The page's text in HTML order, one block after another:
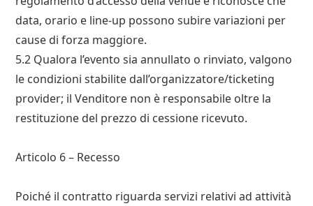
data, orario e line-up possono subire variazioni per
cause di forza maggiore.
5.2 Qualora l’evento sia annullato o rinviato, valgono
le condizioni stabilite dall’organizzatore/ticketing
provider; il Venditore non è responsabile oltre la
restituzione del prezzo di cessione ricevuto.
Articolo 6 – Recesso
Poiché il contratto riguarda servizi relativi ad attività